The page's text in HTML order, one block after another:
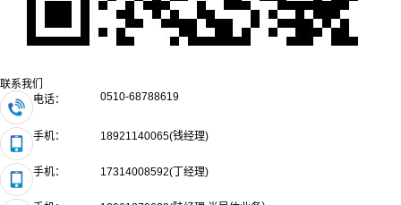
联系我们
电话：
0510-68788619
手机： 18921140065(钱经理)
手机： 17314008592(丁经理)